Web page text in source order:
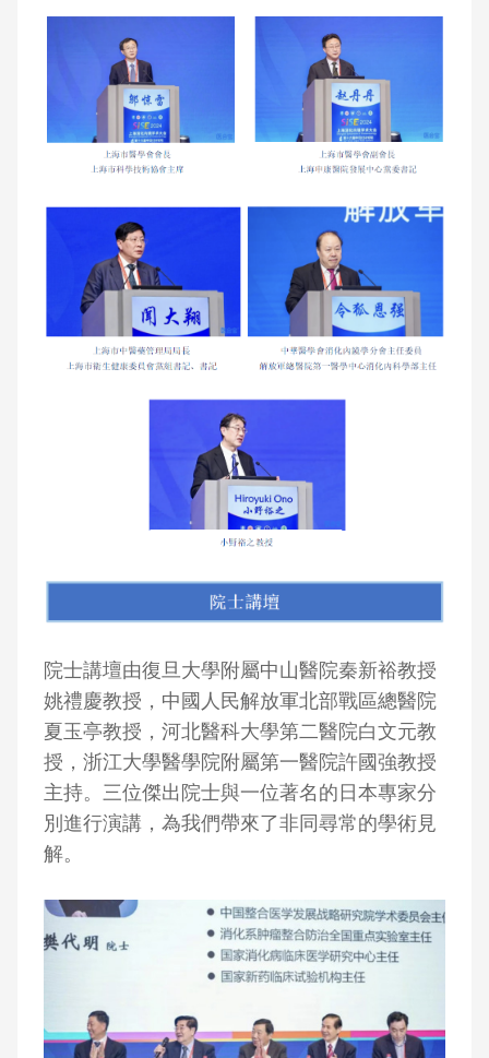
院士講壇由復旦大學附屬中山醫院秦新裕教授
姚禮慶教授，中國人民解放軍北部戰區總醫院
夏玉亭教授，河北醫科大學第二醫院白文元教
授，浙江大學醫學院附屬第一醫院許國強教授
主持。三位傑出院士與一位著名的日本專家分
別進行演講，為我們帶來了非同尋常的學術見
解。